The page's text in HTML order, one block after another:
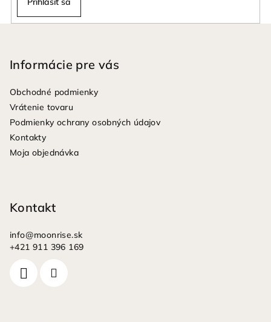
Informácie pre vás
Obchodné podmienky
Vrátenie tovaru
Podmienky ochrany osobných údajov
Kontakty
Moja objednávka
Kontakt
info@moonrise.sk
+421 911 396 169